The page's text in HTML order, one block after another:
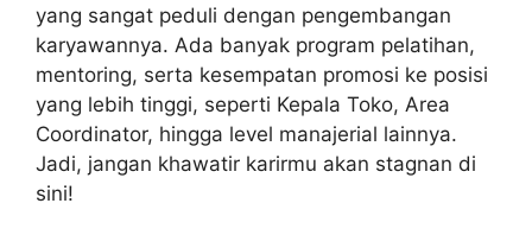
yang sangat peduli dengan pengembangan
karyawannya. Ada banyak program pelatihan,
mentoring, serta kesempatan promosi ke posisi
yang lebih tinggi, seperti Kepala Toko, Area
Coordinator, hingga level manajerial lainnya.
Jadi, jangan khawatir karirmu akan stagnan di
sini!